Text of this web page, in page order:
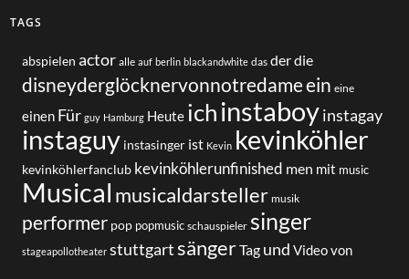
TAGS
abspielen actor alle auf berlin blackandwhite das derdie
disneyderglöcknervonnotredameein eine
einen Für guy Hamburg Heute ichinstaboy instagay
instaguy instasinger ist Kevin kevinköhler
kevinköhlerfanclub kevinköhlerunfinished men mit music
Musical musicaldarsteller musik
performer pop popmusic schauspieler singer
stageapollotheater stuttgartsängerTag und Video von